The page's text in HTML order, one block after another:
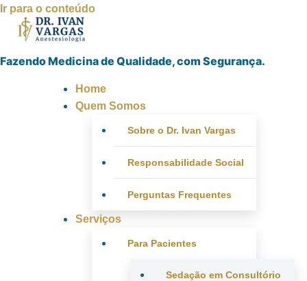
Ir para o conteúdo
Fazendo Medicina de Qualidade, com Segurança.
Home
Quem Somos
Sobre o Dr. Ivan Vargas
Responsabilidade Social
Perguntas Frequentes
Serviços
Para Pacientes
Sedação em Consultório